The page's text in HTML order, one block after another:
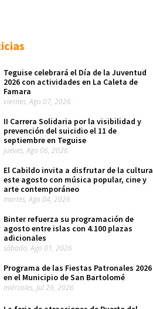
Teguise celebrará el Día de la Juventud
2026 con actividades en La Caleta de
Famara
viernes, Ago 07, 2026
II Carrera Solidaria por la visibilidad y
prevención del suicidio el 11 de
septiembre en Teguise
jueves, Ago 06, 2026
El Cabildo invita a disfrutar de la cultura
este agosto con música popular, cine y
arte contemporáneo
martes, Ago 04, 2026
Binter refuerza su programación de
agosto entre islas con 4.100 plazas
adicionales
sábado, Ago 01, 2026
Programa de las Fiestas Patronales 2026
en el Municipio de San Bartolomé
miércoles, Jul 29, 2026